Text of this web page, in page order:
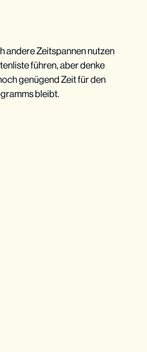
andere Zeitspannen nutzen
führen, aber denke
genügend Zeit für den
bleibt.